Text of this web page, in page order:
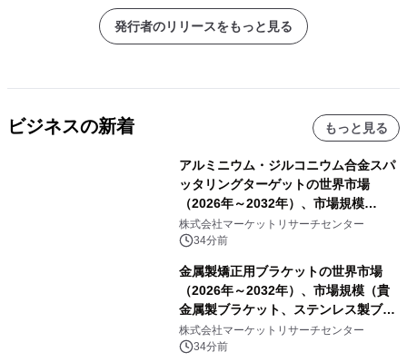
発行者のリリースをもっと見る
ビジネスの新着 もっと見る
アルミニウム・ジルコニウム合金スパ
ッタリングターゲットの世界市場
（2026年～2032年）、市場規模
（0.995、0.999、その他）・分析レポ
ートを発表
株式会社マーケットリサーチセンター
34分前
金属製矯正用ブラケットの世界市場
（2026年～2032年）、市場規模（貴
金属製ブラケット、ステンレス製ブラ
ケット、純チタン製ブラケット）・分
析レポートを発表
株式会社マーケットリサーチセンター
34分前